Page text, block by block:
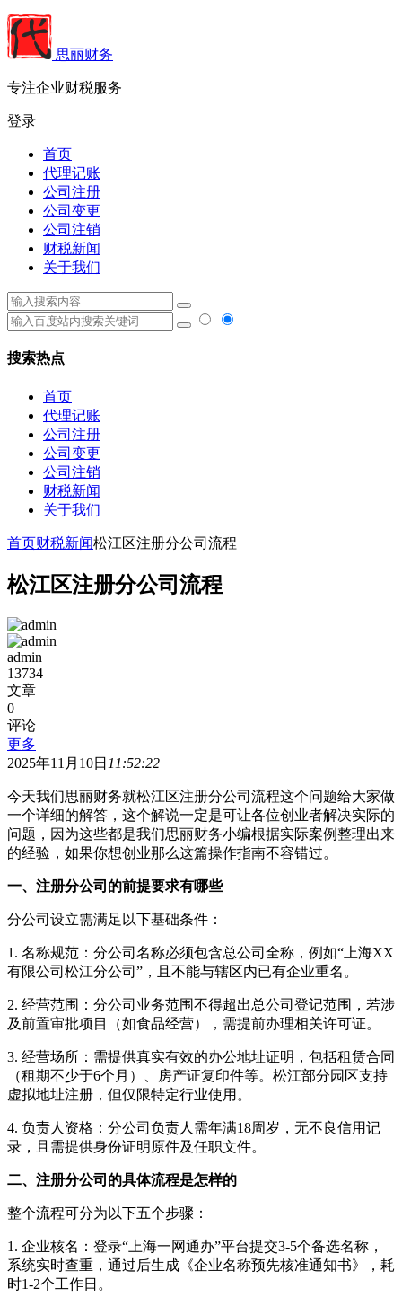
思丽财务
专注企业财税服务
登录
首页
代理记账
公司注册
公司变更
公司注销
财税新闻
关于我们
搜索热点
首页
代理记账
公司注册
公司变更
公司注销
财税新闻
关于我们
首页财税新闻松江区注册分公司流程
松江区注册分公司流程
admin
13734
文章
0
评论
更多
2025年11月10日 11:52:22
今天我们思丽财务就松江区注册分公司流程这个问题给大家做
一个详细的解答，这个解说一定是可让各位创业者解决实际的
问题，因为这些都是我们思丽财务小编根据实际案例整理出来
的经验，如果你想创业那么这篇操作指南不容错过。
一、注册分公司的前提要求有哪些
分公司设立需满足以下基础条件：
1. 名称规范：分公司名称必须包含总公司全称，例如“上海XX
有限公司松江分公司”，且不能与辖区内已有企业重名。
2. 经营范围：分公司业务范围不得超出总公司登记范围，若涉
及前置审批项目（如食品经营），需提前办理相关许可证。
3. 经营场所：需提供真实有效的办公地址证明，包括租赁合同
（租期不少于6个月）、房产证复印件等。松江部分园区支持
虚拟地址注册，但仅限特定行业使用。
4. 负责人资格：分公司负责人需年满18周岁，无不良信用记
录，且需提供身份证明原件及任职文件。
二、注册分公司的具体流程是怎样的
整个流程可分为以下五个步骤：
1. 企业核名：登录“上海一网通办”平台提交3-5个备选名称，
系统实时查重，通过后生成《企业名称预先核准通知书》，耗
时1-2个工作日。